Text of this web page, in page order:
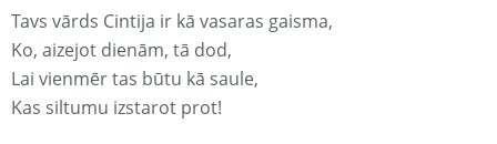
Tavs vārds Cintija ir kā vasaras gaisma,
Ko, aizejot dienām, tā dod,
Lai vienmēr tas būtu kā saule,
Kas siltumu izstarot prot!